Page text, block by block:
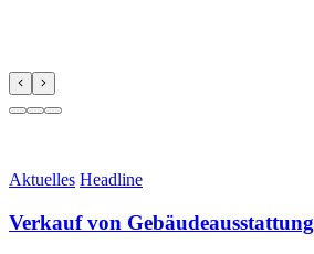
Aktuelles Headline
Verkauf von Gebäudeausstattung